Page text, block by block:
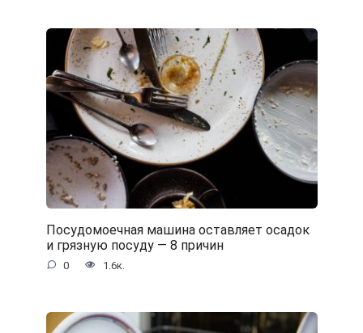
Посудомоечная машина оставляет осадок
и грязную посуду — 8 причин
0 1.6к.